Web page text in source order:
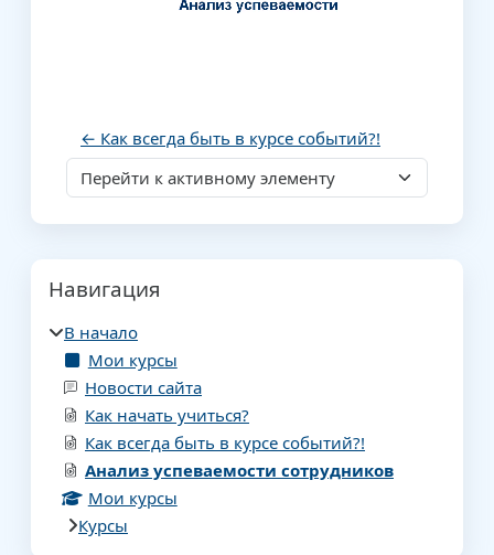
← Как всегда быть в курсе событий?!
Перейти к активному элементу
Блоки
Навигация
В начало
Мои курсы
Новости сайта
Как начать учиться?
Как всегда быть в курсе событий?!
Анализ успеваемости сотрудников
Мои курсы
Курсы